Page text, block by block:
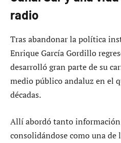
radio
Tras abandonar la política
Enrique García Gordillo
desarrolló gran parte de su
medio público andaluz en el
décadas.
Allí abordó tanto
consolidándose como una de